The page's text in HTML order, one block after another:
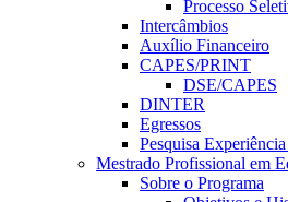
Processo
Intercâmbios
Auxílio Financeiro
CAPES/PRINT
DSE/CAPES
DINTER
Egressos
Pesquisa
Mestrado Profissional em
Sobre o Programa